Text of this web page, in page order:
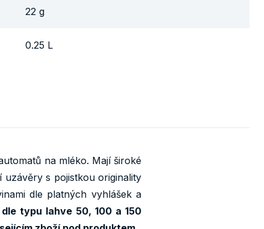
22 g
0.25 L
na mléko. Mají široké
s pojistkou originality
dle platných vyhlášek a
typu lahve 50, 100 a 150